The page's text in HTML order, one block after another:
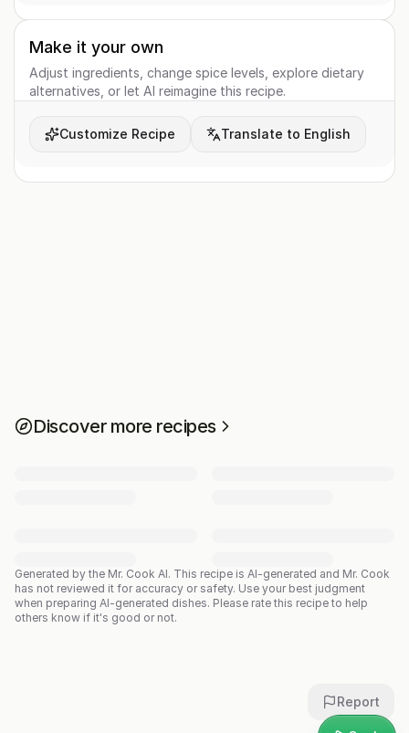
Make it your own
Adjust ingredients, change spice levels, explore dietary
alternatives, or let AI reimagine this recipe.
Customize Recipe Translate to English
Discover more recipes
Generated by the Mr. Cook AI. This recipe is AI-generated and Mr. Cook
has not reviewed it for accuracy or safety. Use your best judgment
when preparing AI-generated dishes. Please rate this recipe to help
others know if it's good or not.
Report